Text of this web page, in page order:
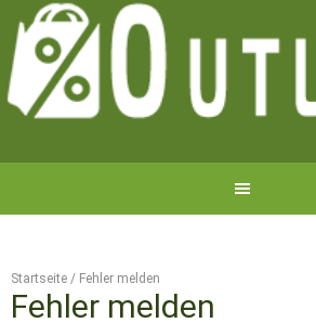
Startseite / Fehler melden
Fehler melden